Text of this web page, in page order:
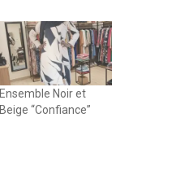
Ensemble Noir et
Beige “Confiance”